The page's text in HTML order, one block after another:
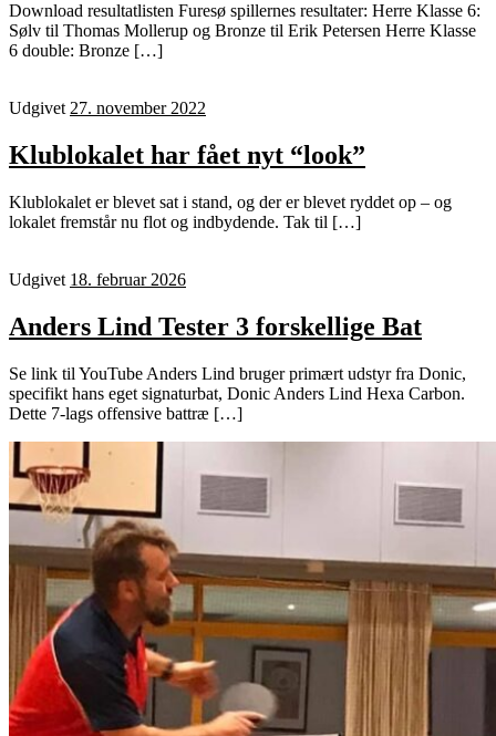
Download resultatlisten Furesø spillernes resultater: Herre Klasse 6:
Sølv til Thomas Mollerup og Bronze til Erik Petersen Herre Klasse
6 double: Bronze […]
Udgivet 27. november 2022
Klublokalet har fået nyt “look”
Klublokalet er blevet sat i stand, og der er blevet ryddet op – og
lokalet fremstår nu flot og indbydende. Tak til […]
Udgivet 18. februar 2026
Anders Lind Tester 3 forskellige Bat
Se link til YouTube Anders Lind bruger primært udstyr fra Donic,
specifikt hans eget signaturbat, Donic Anders Lind Hexa Carbon.
Dette 7-lags offensive battræ […]